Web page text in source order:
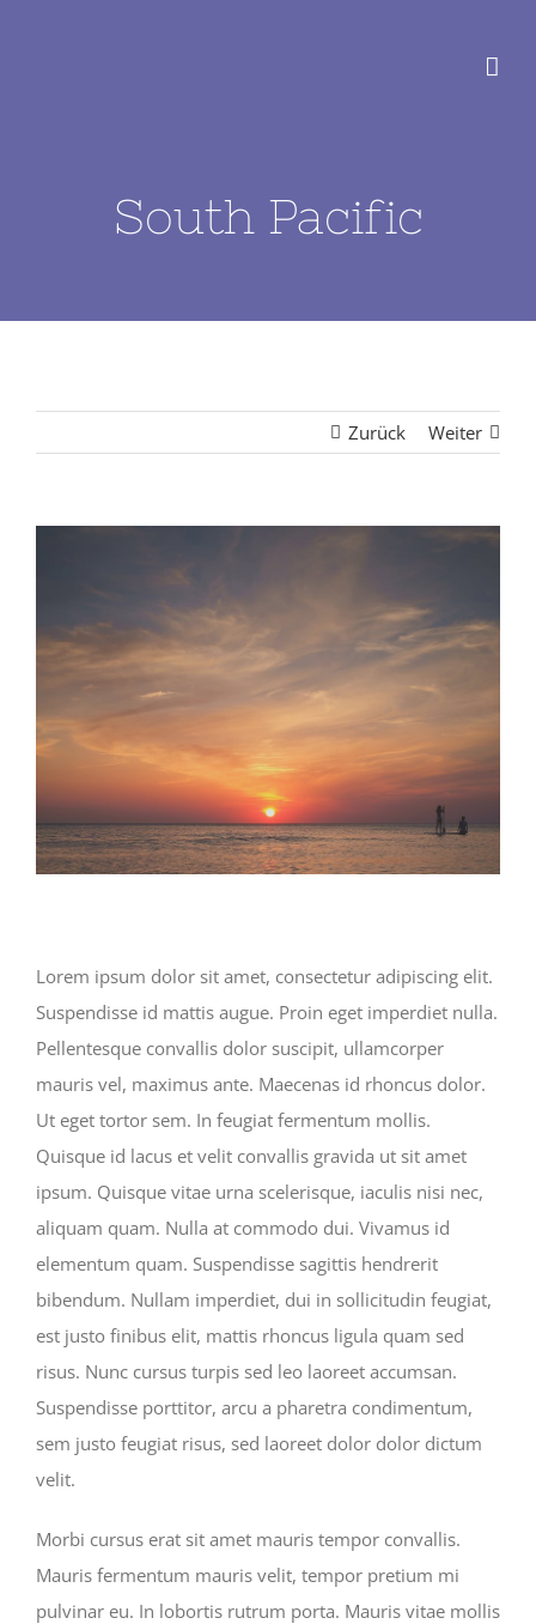
South Pacific
Zurück Weiter
Lorem ipsum dolor sit amet, consectetur adipiscing elit.
Suspendisse id mattis augue. Proin eget imperdiet nulla.
Pellentesque convallis dolor suscipit, ullamcorper
mauris vel, maximus ante. Maecenas id rhoncus dolor.
Ut eget tortor sem. In feugiat fermentum mollis.
Quisque id lacus et velit convallis gravida ut sit amet
ipsum. Quisque vitae urna scelerisque, iaculis nisi nec,
aliquam quam. Nulla at commodo dui. Vivamus id
elementum quam. Suspendisse sagittis hendrerit
bibendum. Nullam imperdiet, dui in sollicitudin feugiat,
est justo finibus elit, mattis rhoncus ligula quam sed
risus. Nunc cursus turpis sed leo laoreet accumsan.
Suspendisse porttitor, arcu a pharetra condimentum,
sem justo feugiat risus, sed laoreet dolor dolor dictum
velit.
Morbi cursus erat sit amet mauris tempor convallis.
Mauris fermentum mauris velit, tempor pretium mi
pulvinar eu. In lobortis rutrum porta. Mauris vitae mollis